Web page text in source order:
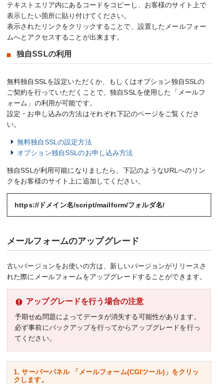
テキストエリア内にあるコードをコピーし、お客様のサイト上で
表示したい箇所に貼り付けてください。
表示されたリンクをクリックすることで、設置したメールフォー
ムへとアクセスすることが出来ます。
独自SSLの利用
無料独自SSLを設定いただくか、もしくはオプション独自SSLの
ご契約を行っていただくことで、独自SSLを使用した「メールフ
ォーム」の利用が可能です。
設定・お申し込みの方法はそれぞれ下記のページをご覧くださ
い。
無料独自SSLの設定方法
オプション独自SSLのお申し込み方法
独自SSLが利用可能になりましたら、下記のようなURLへのリン
クをお客様のサイト上に追加してください。
https://ドメイン名/script/mailform/フォルダ名/
メールフォームのアップグレード
古いバージョンをお使いの方は、新しいバージョンがリリースさ
れた際にメールフォームをアップグレードすることができます。
アップグレードを行う場合の注意
予期せぬ問題によってデータが消失する可能性があります。
必ず事前にバックアップを行ってからアップグレードを行っ
てください。
1. サーバーパネル 「メールフォーム(CGIツール)」をクリッ
クします。